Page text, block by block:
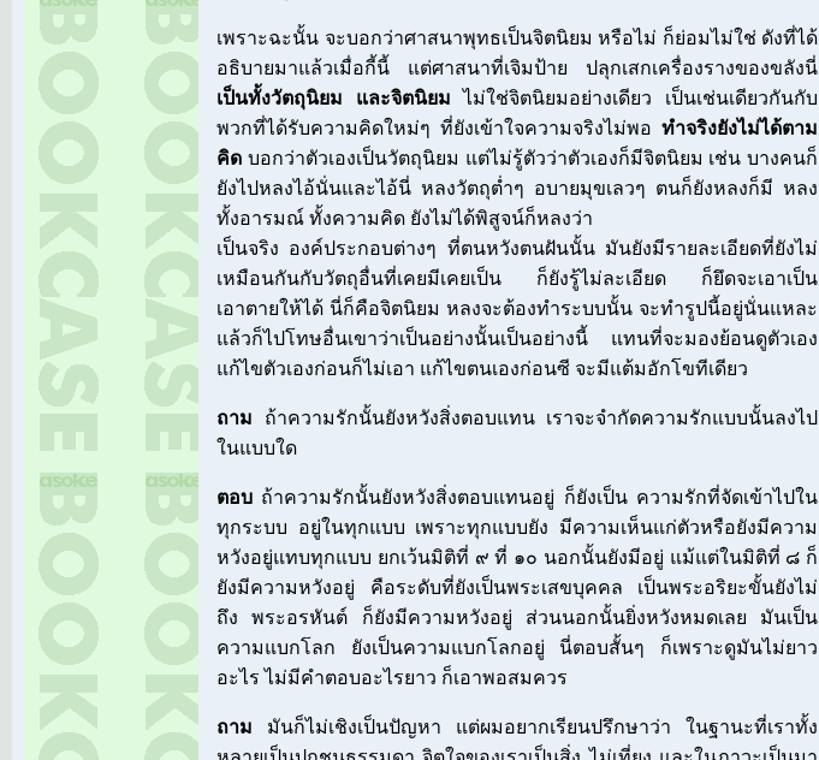
เพราะฉะนั้น จะบอกว่าศาสนาพุทธเป็นจิตนิยม หรือไม่ ก็ย่อมไม่ใช่ ดังที่ได้
อธิบายมาแล้วเมื่อกี้นี้ แต่ศาสนาที่เจิมป้าย ปลุกเสกเครื่องรางของขลังนี่
เป็นทั้งวัตถุนิยม และจิตนิยม ไม่ใช่จิตนิยมอย่างเดียว เป็นเช่นเดียวกันกับ
พวกที่ได้รับความคิดใหม่ๆ ที่ยังเข้าใจความจริงไม่พอ ทำจริงยังไม่ได้ตาม
คิด บอกว่าตัวเองเป็นวัตถุนิยม แต่ไม่รู้ตัวว่าตัวเองก็มีจิตนิยม เช่น บางคนก็
ยังไปหลงไอ้นั่นและไอ้นี่ หลงวัตถุต่ำๆ อบายมุขเลวๆ ตนก็ยังหลงก็มี หลง
ทั้งอารมณ์ ทั้งความคิด ยังไม่ได้พิสูจน์ก็หลงว่า
เป็นจริง องค์ประกอบต่างๆ ที่ตนหวังตนฝันนั้น มันยังมีรายละเอียดที่ยังไม่
เหมือนกันกับวัตถุอื่นที่เคยมีเคยเป็น ก็ยังรู้ไม่ละเอียด ก็ยึดจะเอาเป็น
เอาตายให้ได้ นี่ก็คือจิตนิยม หลงจะต้องทำระบบนั้น จะทำรูปนี้อยู่นั่นแหละ
แล้วก็ไปโทษอื่นเขาว่าเป็นอย่างนั้นเป็นอย่างนี้ แทนที่จะมองย้อนดูตัวเอง
แก้ไขตัวเองก่อนก็ไม่เอา แก้ไขตนเองก่อนซี จะมีแต้มอักโขทีเดียว
ถาม ถ้าความรักนั้นยังหวังสิ่งตอบแทน เราจะจำกัดความรักแบบนั้นลงไป
ในแบบใด
ตอบ ถ้าความรักนั้นยังหวังสิ่งตอบแทนอยู่ ก็ยังเป็น ความรักที่จัดเข้าไปใน
ทุกระบบ อยู่ในทุกแบบ เพราะทุกแบบยัง มีความเห็นแก่ตัวหรือยังมีความ
หวังอยู่แทบทุกแบบ ยกเว้นมิติที่ ๙ ที่ ๑๐ นอกนั้นยังมีอยู่ แม้แต่ในมิติที่ ๘ ก็
ยังมีความหวังอยู่ คือระดับที่ยังเป็นพระเสขบุคคล เป็นพระอริยะขั้นยังไม่
ถึง พระอรหันต์ ก็ยังมีความหวังอยู่ ส่วนนอกนั้นยิ่งหวังหมดเลย มันเป็น
ความแบกโลก ยังเป็นความแบกโลกอยู่ นี่ตอบสั้นๆ ก็เพราะดูมันไม่ยาว
อะไร ไม่มีคำตอบอะไรยาว ก็เอาพอสมควร
ถาม มันก็ไม่เชิงเป็นปัญหา แต่ผมอยากเรียนปรึกษาว่า ในฐานะที่เราทั้ง